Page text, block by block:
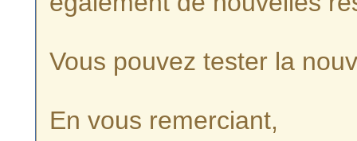
Vous pouvez tester la
En vous remerciant,